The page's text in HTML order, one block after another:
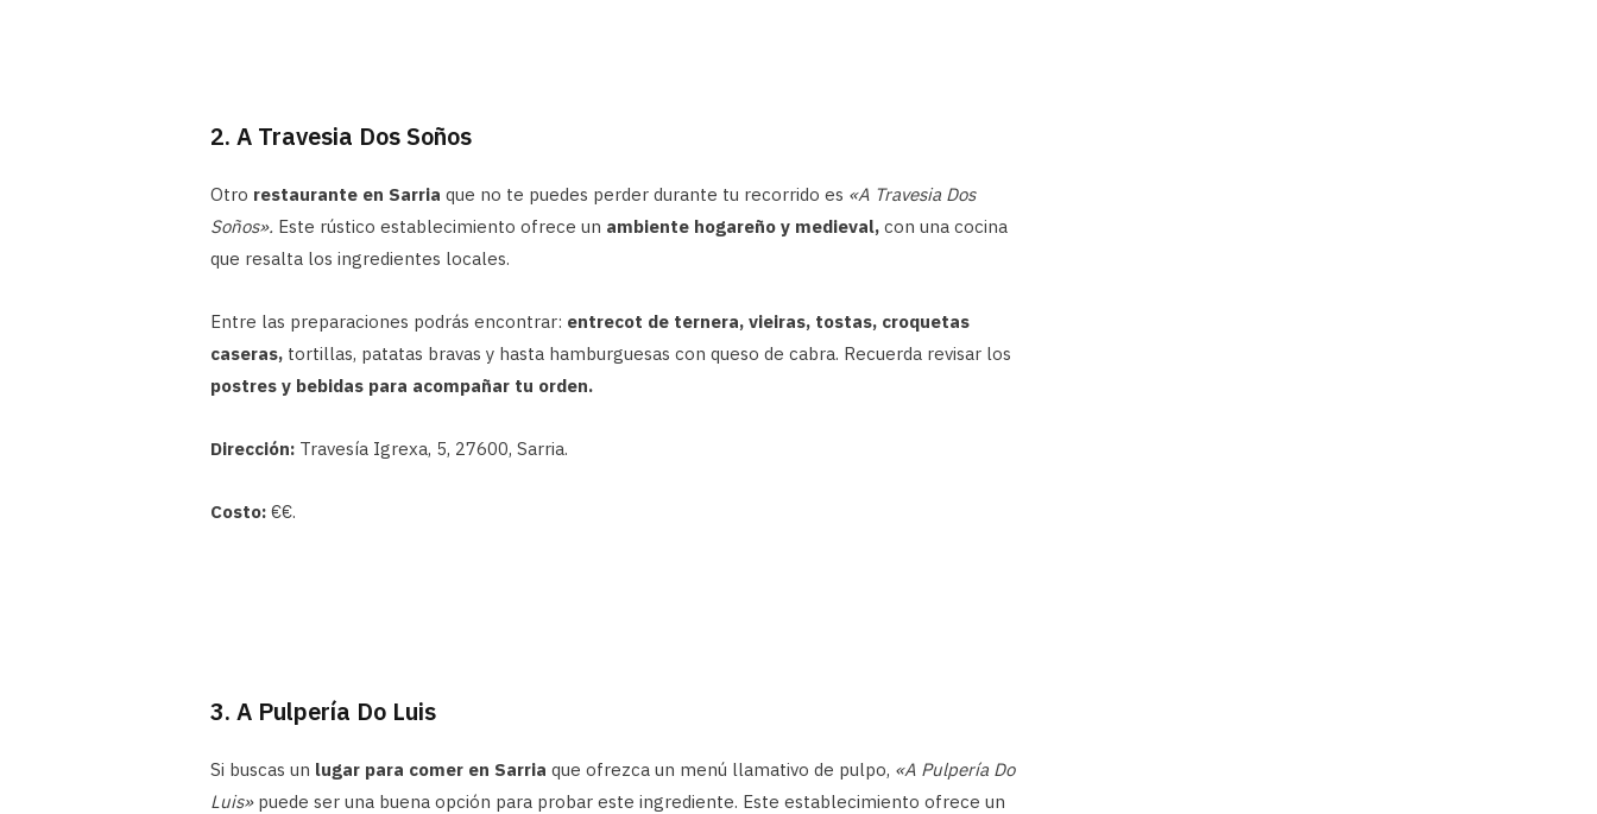
2. A Travesia Dos Soños
Otro restaurante en Sarria que no te puedes perder durante tu recorrido es «A Travesia Dos
Soños». Este rústico establecimiento ofrece un ambiente hogareño y medieval, con una cocina
que resalta los ingredientes locales.
Entre las preparaciones podrás encontrar: entrecot de ternera, vieiras, tostas, croquetas
caseras, tortillas, patatas bravas y hasta hamburguesas con queso de cabra. Recuerda revisar los
postres y bebidas para acompañar tu orden.
Dirección: Travesía Igrexa, 5, 27600, Sarria.
Costo: €€.
3. A Pulpería Do Luis
Si buscas un lugar para comer en Sarria que ofrezca un menú llamativo de pulpo, «A Pulpería Do
Luis»puede ser una buena opción para probar este ingrediente. Este establecimiento ofrece un